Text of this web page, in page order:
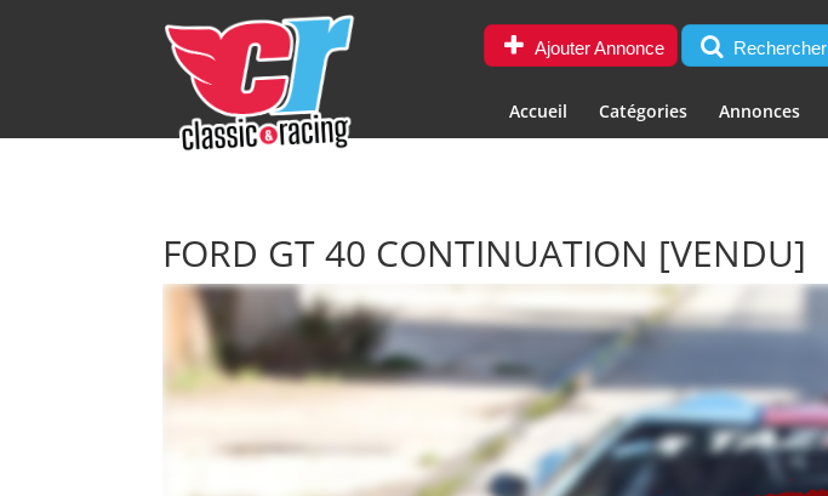
Ajouter Annonce Rechercher
Accueil Catégories Annonces
FORD GT 40 CONTINUATION [VENDU]